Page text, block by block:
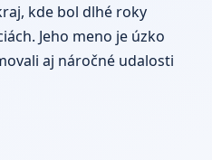
kde bol dlhé roky
Jeho meno je úzko
aj náročné udalosti